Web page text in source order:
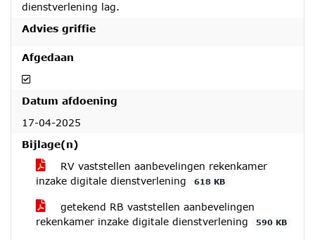
dienstverlening lag.
Advies griffie
Afgedaan
Afgedaan
Datum afdoening
17-04-2025
Bijlage(n)
RV vaststellen aanbevelingen rekenkamer
inzake digitale dienstverlening
618 KB
getekend RB vaststellen aanbevelingen
rekenkamer inzake digitale dienstverlening
590 KB